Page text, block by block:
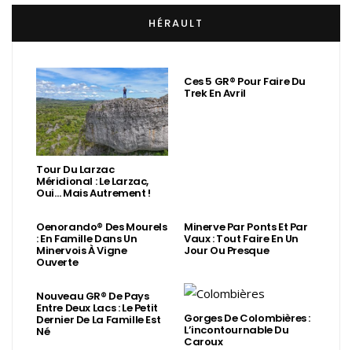
HÉRAULT
Tour Du Larzac
Méridional : Le Larzac,
Oui… Mais Autrement !
Ces 5 GR® Pour Faire Du
Trek En Avril
Oenorando® Des Mourels
: En Famille Dans Un
Minervois À Vigne
Ouverte
Minerve Par Ponts Et Par
Vaux : Tout Faire En Un
Jour Ou Presque
Nouveau GR® De Pays
Entre Deux Lacs : Le Petit
Dernier De La Famille Est
Né
Gorges De Colombières :
L’incontournable Du
Caroux